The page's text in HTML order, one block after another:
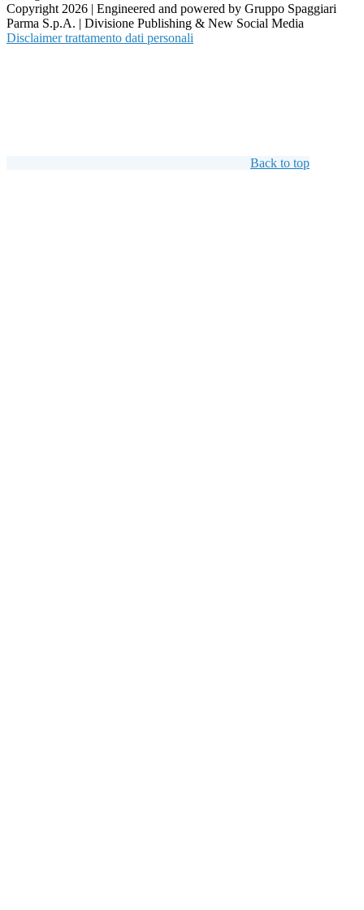
Copyright 2026 | Engineered and powered by Gruppo Spaggiari
Parma S.p.A. | Divisione Publishing & New Social Media
Disclaimer trattamento dati personali
Back to top